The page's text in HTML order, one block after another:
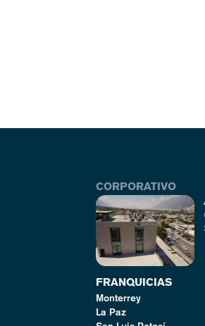
CORPORATIVO
FRANQUICIAS
Monterrey
La Paz